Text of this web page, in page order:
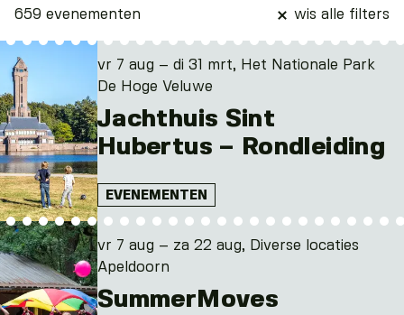
659 evenementen wis alle filters
vr 7 aug – di 31 mrt, Het Nationale Park
De Hoge Veluwe
Jachthuis Sint
Hubertus – Rondleiding
EVENEMENTEN
vr 7 aug – za 22 aug, Diverse locaties
Apeldoorn
SummerMoves